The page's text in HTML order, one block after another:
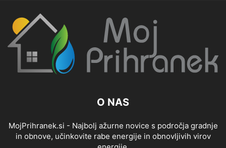
O NAS
MojPrihranek.si - Najbolj ažurne novice s področja gradnje
in obnove, učinkovite rabe energije in obnovljivih virov